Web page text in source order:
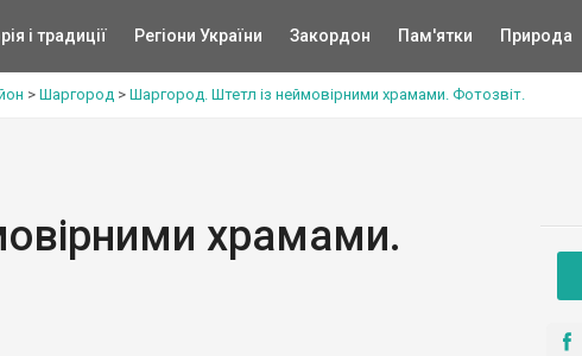
і традиції Регіони України Закордон Пам'ятки Природа
> Шаргород > Шаргород. Штетл із неймовірними храмами. Фотозвіт.
храмами.